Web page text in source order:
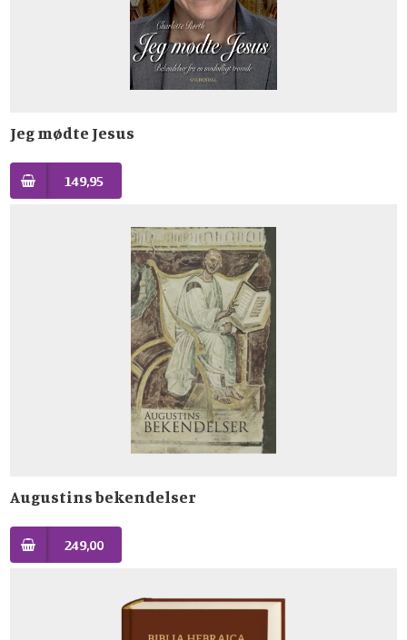
Jeg mødte Jesus
149,95
Augustins bekendelser
249,00